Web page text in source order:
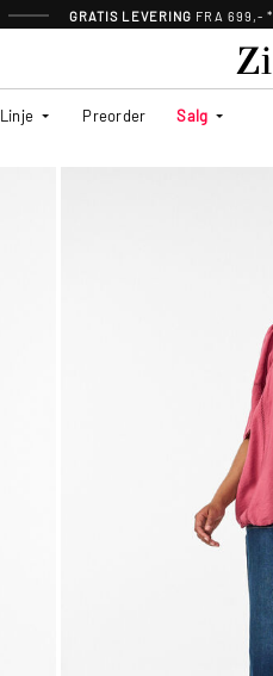
GRATIS LEVERING FRA 699,- *
Linje Preorder Salg